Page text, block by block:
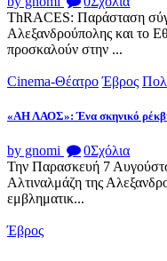
ThRACES: Παράσταση
Αλεξανδρούπολης και το
προσκαλούν στην ...
Cinema-Θέατρο Έβρος
«ΑΗ ΛΑΟΣ»: Ένα σκηνικό
by gnomi 0Σχόλια
Την Παρασκευή 7
Αλτιναλμάζη της
εμβληματικ...
Έβρος